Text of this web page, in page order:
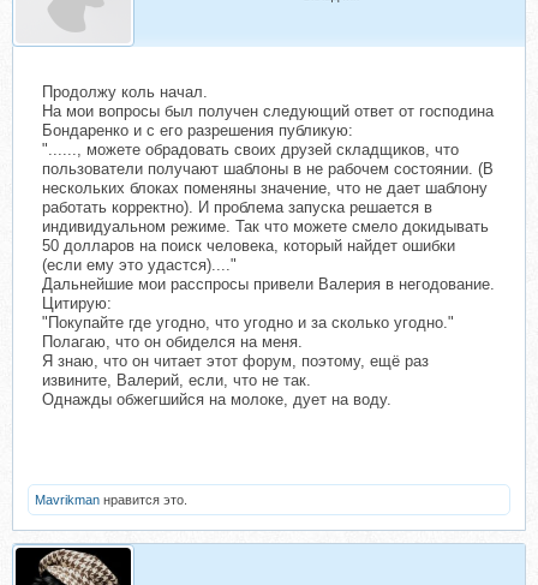
Поэтому, уважаемые,
Продолжу коль начал.
На мои вопросы был получен следующий ответ от господина
Бондаренко и с его разрешения публикую:
"......, можете обрадовать своих друзей складщиков, что
пользователи получают шаблоны в не рабочем состоянии. (В
нескольких блоках поменяны значение, что не дает шаблону
работать корректно). И проблема запуска решается в
индивидуальном режиме. Так что можете смело докидывать
50 долларов на поиск человека, который найдет ошибки
(если ему это удастся)...."
Дальнейшие мои расспросы привели Валерия в негодование.
Цитирую:
"Покупайте где угодно, что угодно и за сколько угодно."
Полагаю, что он обиделся на меня.
Я знаю, что он читает этот форум, поэтому, ещё раз
извините, Валерий, если, что не так.
Однажды обжегшийся на молоке, дует на воду.
Mavrikman нравится это.